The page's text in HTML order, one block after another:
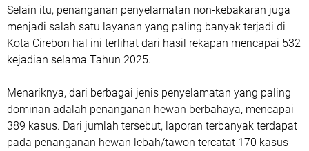
Selain itu, penanganan penyelamatan non-kebakaran juga
menjadi salah satu layanan yang paling banyak terjadi di
Kota Cirebon hal ini terlihat dari hasil rekapan mencapai 532
kejadian selama Tahun 2025.
Menariknya, dari berbagai jenis penyelamatan yang paling
dominan adalah penanganan hewan berbahaya, mencapai
389 kasus. Dari jumlah tersebut, laporan terbanyak terdapat
pada penanganan hewan lebah/tawon tercatat 170 kasus